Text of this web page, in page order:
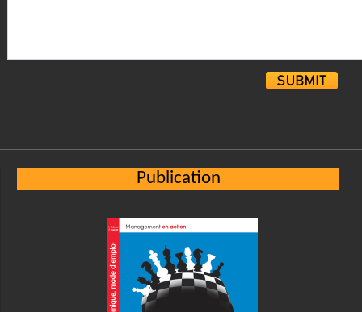
Publication